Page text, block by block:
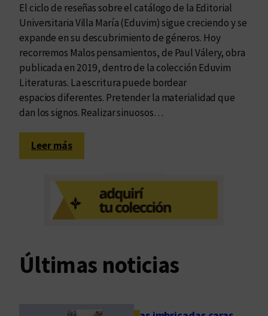
i
n
o
l
o
a
c
t
u
a
?
El ciclo de reseñas sobre el catálogo de la Editorial
Universitaria Villa María (Eduvim) sigue creciendo y se
expande en su descubrimiento de géneros. Hoy
recorremos Malos pensamientos, de Paul Válery, obra
publicada en 2019, dentro de la colección Eduvim
Literaturas. La escritura puede bordear
espacios diferentes. Pretender la materialidad que
dan los signos. Realizar sinuosos…
Leer más:
P
l
V
e
:
Últimas noticias